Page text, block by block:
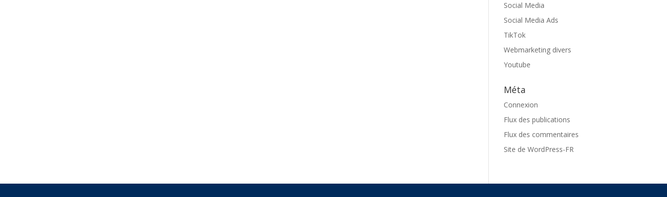
Social Media
Social Media Ads
TikTok
Webmarketing divers
Youtube
Méta
Connexion
Flux des publications
Flux des commentaires
Site de WordPress-FR